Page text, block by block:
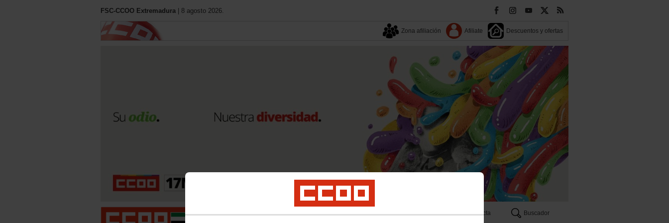
FSC-CCOO Extremadura | 8 agosto 2026.
Zona afiliación Afiliate Descuentos y ofertas
Tu sindicato Tu sector Contacta
Buscador